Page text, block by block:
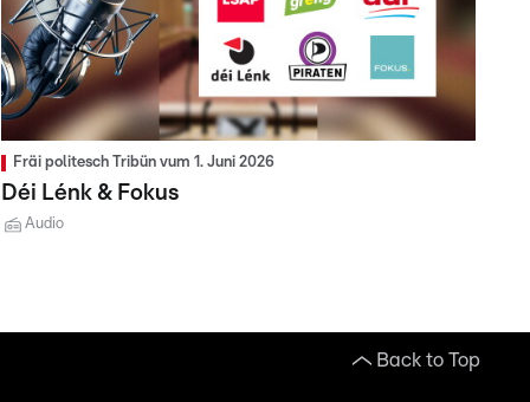
Fräi politesch Tribün vum 1. Juni 2026
Déi Lénk & Fokus
Audio
Back to Top